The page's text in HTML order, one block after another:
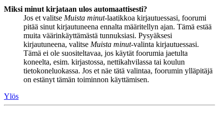
Miksi minut kirjataan ulos automaattisesti?
Jos et valitse Muista minut-laatikkoa kirjautuessasi, foorumi
pitää sinut kirjautuneena ennalta määritellyn ajan. Tämä estää
muita väärinkäyttämästä tunnuksiasi. Pysyäksesi
kirjautuneena, valitse Muista minut-valinta kirjautuessasi.
Tämä ei ole suositeltavaa, jos käytät foorumia jaetulta
koneelta, esim. kirjastossa, nettikahvilassa tai koulun
tietokoneluokassa. Jos et näe tätä valintaa, foorumin ylläpitäjä
on estänyt tämän toiminnon käyttämisen.
Ylös